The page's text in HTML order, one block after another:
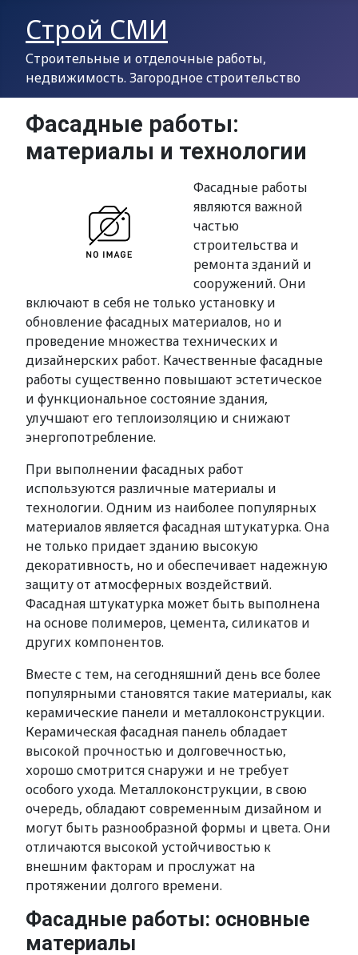
Строй СМИ
Строительные и отделочные работы,
недвижимость. Загородное строительство
Фасадные работы:
материалы и технологии
Фасадные работы
являются важной
частью
строительства и
ремонта зданий и
сооружений. Они
включают в себя не только установку и
обновление фасадных материалов, но и
проведение множества технических и
дизайнерских работ. Качественные фасадные
работы существенно повышают эстетическое
и функциональное состояние здания,
улучшают его теплоизоляцию и снижают
энергопотребление.
При выполнении фасадных работ
используются различные материалы и
технологии. Одним из наиболее популярных
материалов является фасадная штукатурка. Она
не только придает зданию высокую
декоративность, но и обеспечивает надежную
защиту от атмосферных воздействий.
Фасадная штукатурка может быть выполнена
на основе полимеров, цемента, силикатов и
других компонентов.
Вместе с тем, на сегодняшний день все более
популярными становятся такие материалы, как
керамические панели и металлоконструкции.
Керамическая фасадная панель обладает
высокой прочностью и долговечностью,
хорошо смотрится снаружи и не требует
особого ухода. Металлоконструкции, в свою
очередь, обладают современным дизайном и
могут быть разнообразной формы и цвета. Они
отличаются высокой устойчивостью к
внешним факторам и прослужат на
протяжении долгого времени.
Фасадные работы: основные
материалы